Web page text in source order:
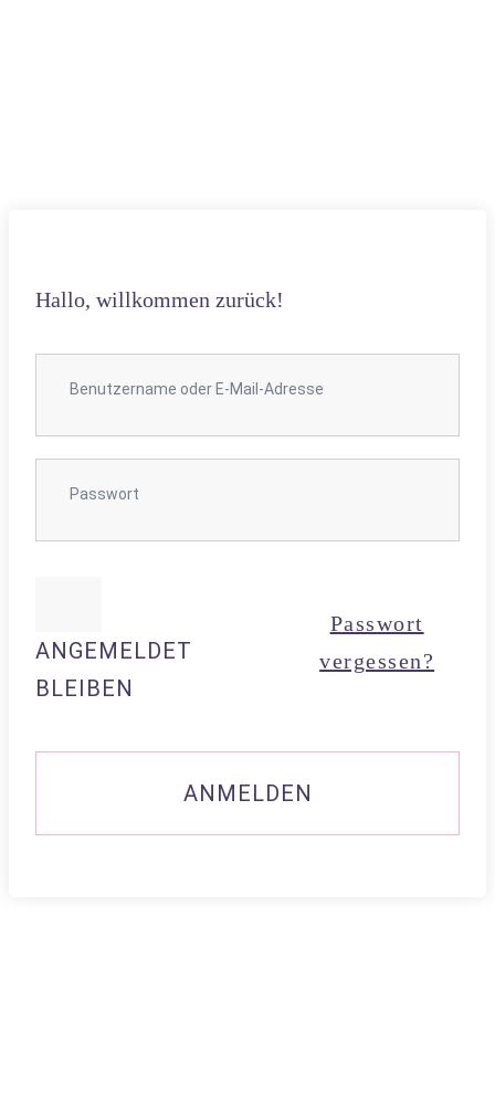
Hallo, willkommen zurück!
ANGEMELDET
BLEIBEN
Passwort
vergessen?
ANMELDEN